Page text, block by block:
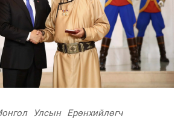
Улсын Ерөнхийлөгч